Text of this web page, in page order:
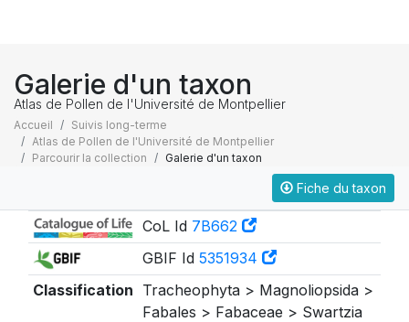
Galerie d'un taxon
Atlas de Pollen de l'Université de Montpellier
Accueil
Suivis long-terme
Atlas de Pollen de l'Université de Montpellier
Parcourir la collection
Galerie d'un taxon
Fiche du taxon
CoL Id 7B662
GBIF Id 5351934
Classification Tracheophyta > Magnoliopsida >
Fabales > Fabaceae > Swartzia